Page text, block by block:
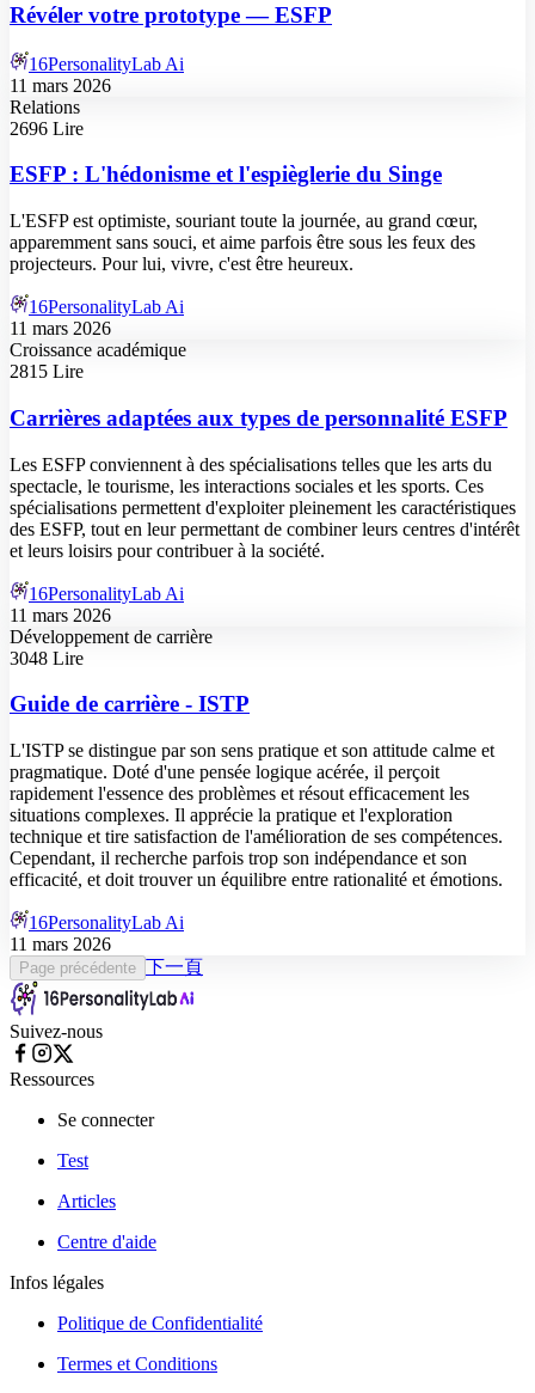
Révéler votre prototype — ESFP
16PersonalityLab Ai
11 mars 2026
Relations
2696 Lire
ESFP : L'hédonisme et l'espièglerie du Singe
L'ESFP est optimiste, souriant toute la journée, au grand cœur,
apparemment sans souci, et aime parfois être sous les feux des
projecteurs. Pour lui, vivre, c'est être heureux.
16PersonalityLab Ai
11 mars 2026
Croissance académique
2815 Lire
Carrières adaptées aux types de personnalité ESFP
Les ESFP conviennent à des spécialisations telles que les arts du
spectacle, le tourisme, les interactions sociales et les sports. Ces
spécialisations permettent d'exploiter pleinement les caractéristiques
des ESFP, tout en leur permettant de combiner leurs centres d'intérêt
et leurs loisirs pour contribuer à la société.
16PersonalityLab Ai
11 mars 2026
Développement de carrière
3048 Lire
Guide de carrière - ISTP
L'ISTP se distingue par son sens pratique et son attitude calme et
pragmatique. Doté d'une pensée logique acérée, il perçoit
rapidement l'essence des problèmes et résout efficacement les
situations complexes. Il apprécie la pratique et l'exploration
technique et tire satisfaction de l'amélioration de ses compétences.
Cependant, il recherche parfois trop son indépendance et son
efficacité, et doit trouver un équilibre entre rationalité et émotions.
16PersonalityLab Ai
11 mars 2026
Page précédente 下一頁
Suivez-nous
Ressources
Se connecter
Test
Articles
Centre d'aide
Infos légales
Politique de Confidentialité
Termes et Conditions